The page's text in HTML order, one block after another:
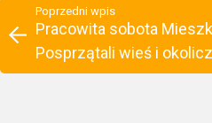
Poprzedni wpis
Pracowita sobota
Posprzątali wieś i